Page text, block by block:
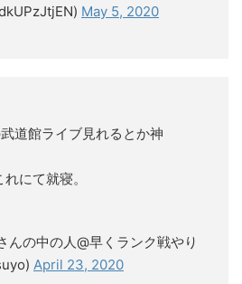
May 5, 2020
道館ライブ見れるとか神
にて就寝。
の中の人@早くランク戦やり
April 23, 2020